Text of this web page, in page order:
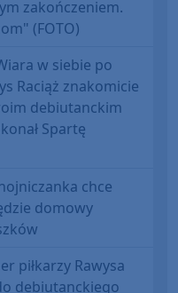
zakończeniem.
(FOTO)
w siebie po
Raciąż znakomicie
debiutanckim
Spartę
chce
domowy
piłkarzy Rawysa
debiutanckiego